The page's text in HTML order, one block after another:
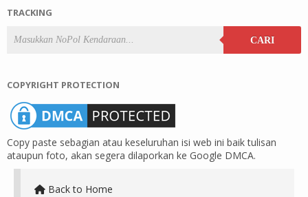
TRACKING
CARI
COPYRIGHT PROTECTION
Copy paste sebagian atau keseluruhan isi web ini baik tulisan
ataupun foto, akan segera dilaporkan ke Google DMCA.
Back to Home